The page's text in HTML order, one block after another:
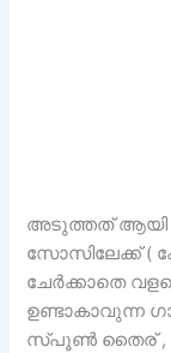
അടുത്തത് ആയി
സോസിലേക്ക് (
ചേർക്കാതെ
ഉണ്ടാകാവുന്ന
സ്പൂൺ തൈര് ,